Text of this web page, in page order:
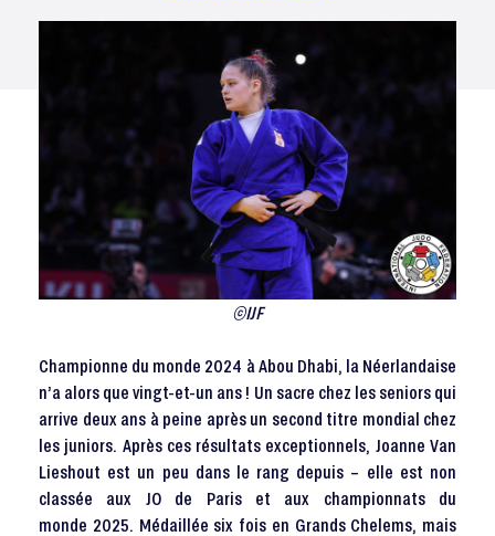
©IJF
Championne du monde 2024 à Abou Dhabi, la Néerlandaise
n’a alors que vingt-et-un ans ! Un sacre chez les seniors qui
arrive deux ans à peine après un second titre mondial chez
les juniors. Après ces résultats exceptionnels, Joanne Van
Lieshout est un peu dans le rang depuis – elle est non
classée aux JO de Paris et aux championnats du
monde 2025. Médaillée six fois en Grands Chelems, mais